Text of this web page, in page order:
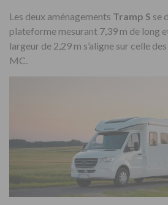
Les deux aménagements Tramp S se
plateforme mesurant 7,39 m de long
largeur de 2,29 m s’aligne sur celle
MC.